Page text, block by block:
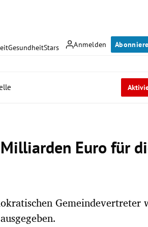
Anmelden
GesundheitStars
Euro für
Gemeindevertreter